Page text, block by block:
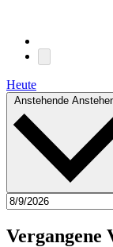
Heute
Anstehende
Vergangene